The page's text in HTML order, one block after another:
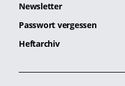
Newsletter
Passwort vergessen
Heftarchiv